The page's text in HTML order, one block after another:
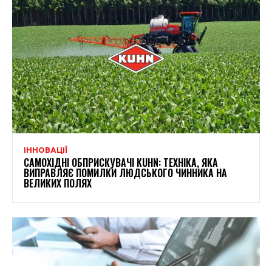
ІННОВАЦІЇ
САМОХІДНІ ОБПРИСКУВАЧІ KUHN: ТЕХНІКА, ЯКА
ВИПРАВЛЯЄ ПОМИЛКИ ЛЮДСЬКОГО ЧИННИКА НА
ВЕЛИКИХ ПОЛЯХ